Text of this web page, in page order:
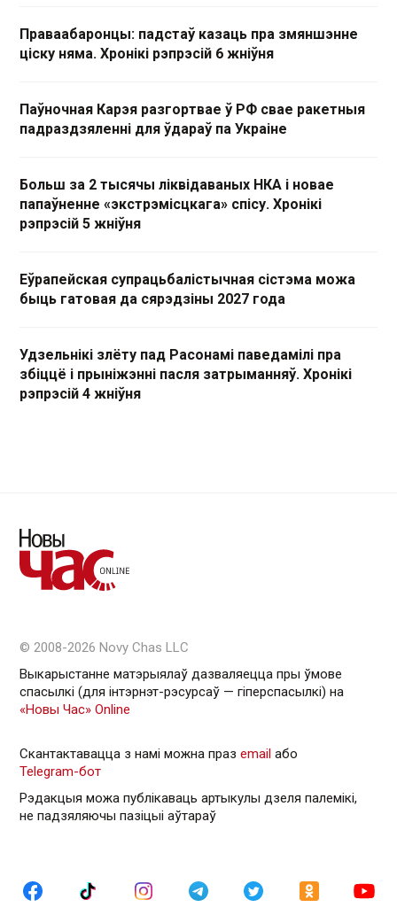
Праваабаронцы: падстаў казаць пра змяншэнне
ціску няма. Хронікі рэпрэсій 6 жніўня
Паўночная Карэя разгортвае ў РФ свае ракетныя
падраздзяленні для ўдараў па Украіне
Больш за 2 тысячы ліквідаваных НКА і новае
папаўненне «экстрэмісцкага» спісу. Хронікі
рэпрэсій 5 жніўня
Еўрапейская супрацьбалістычная сістэма можа
быць гатовая да сярэдзіны 2027 года
Удзельнікі злёту пад Расонамі паведамілі пра
збіццё і прыніжэнні пасля затрыманняў. Хронікі
рэпрэсій 4 жніўня
© 2008-2026 Novy Chas LLC
Выкарыстанне матэрыялаў дазваляецца пры ўмове
спасылкі (для інтэрнэт-рэсурсаў — гiперспасылкi) на
«Новы Час» Online
Скантактавацца з намі можна праз email або
Telegram-бот
Рэдакцыя можа публікаваць артыкулы дзеля палемікі,
не падзяляючы пазіцыі аўтараў